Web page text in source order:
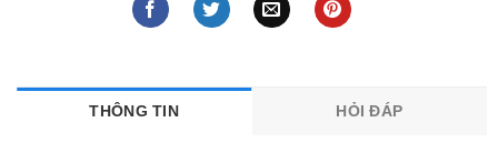
THÔNG TIN HỎI ĐÁP